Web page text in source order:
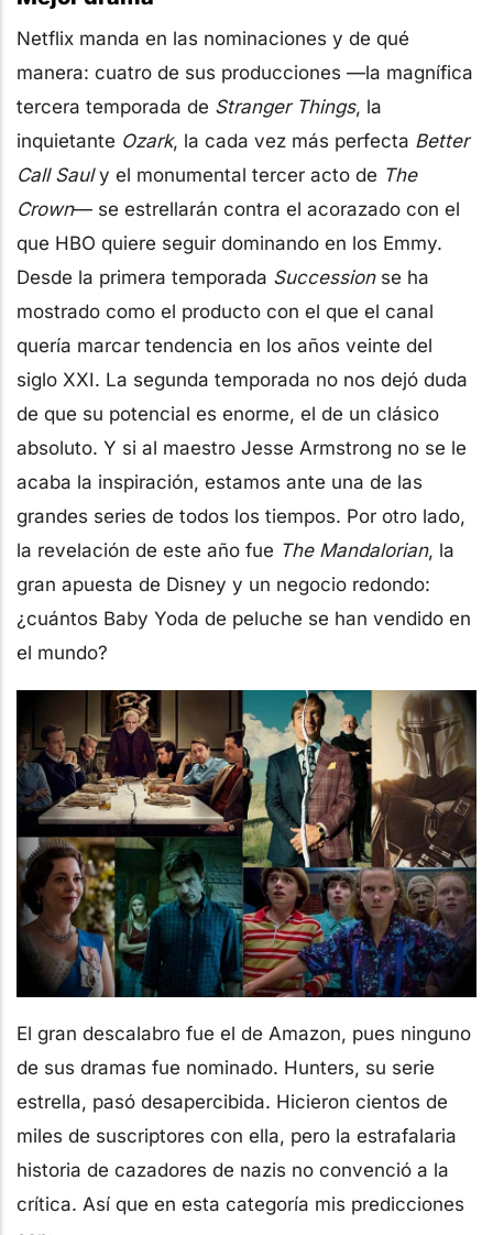
Netflix manda en las nominaciones y de qué
manera: cuatro de sus producciones —la magnífica
tercera temporada de Stranger Things, la
inquietante Ozark, la cada vez más perfecta Better
Call Sauly el monumental tercer acto de The
Crown— se estrellarán contra el acorazado con el
que HBO quiere seguir dominando en los Emmy.
Desde la primera temporada Successionse ha
mostrado como el producto con el que el canal
quería marcar tendencia en los años veinte del
siglo XXI. La segunda temporada no nos dejó duda
de que su potencial es enorme, el de un clásico
absoluto. Y si al maestro Jesse Armstrong no se le
acaba la inspiración, estamos ante una de las
grandes series de todos los tiempos. Por otro lado,
la revelación de este año fue The Mandalorian, la
gran apuesta de Disney y un negocio redondo:
¿cuántos Baby Yoda de peluche se han vendido en
el mundo?
El gran descalabro fue el de Amazon, pues ninguno
de sus dramas fue nominado. Hunters, su serie
estrella, pasó desapercibida. Hicieron cientos de
miles de suscriptores con ella, pero la estrafalaria
historia de cazadores de nazis no convenció a la
crítica. Así que en esta categoría mis predicciones